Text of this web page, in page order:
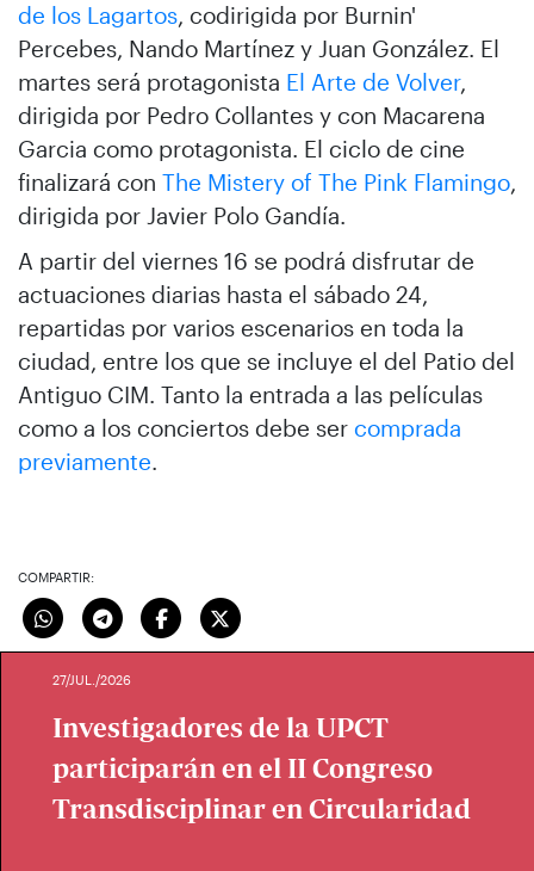
de los Lagartos, codirigida por Burnin'
Percebes, Nando Martínez y Juan González. El
martes será protagonista El Arte de Volver,
dirigida por Pedro Collantes y con Macarena
Garcia como protagonista. El ciclo de cine
finalizará con The Mistery of The Pink Flamingo,
dirigida por Javier Polo Gandía.
A partir del viernes 16 se podrá disfrutar de
actuaciones diarias hasta el sábado 24,
repartidas por varios escenarios en toda la
ciudad, entre los que se incluye el del Patio del
Antiguo CIM. Tanto la entrada a las películas
como a los conciertos debe ser comprada
previamente.
COMPARTIR:
27/JUL./2026
Investigadores de la UPCT
participarán en el II Congreso
Transdisciplinar en Circularidad